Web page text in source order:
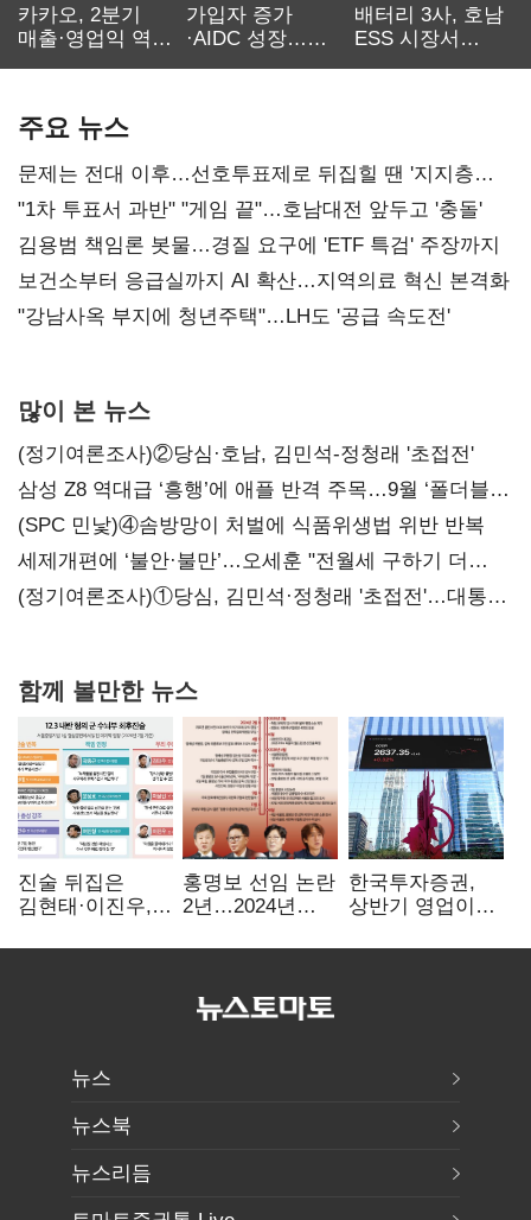
카카오, 2분기
매출·영업익 역대
가입자 증가
·AIDC 성장…
배터리 3사, 호남
ESS 시장서
주요 뉴스
문제는 전대 이후…선호투표제로 뒤집힐 땐 '지지층
불복'
"1차 투표서 과반" "게임 끝"…호남대전 앞두고 '충돌'
김용범 책임론 봇물…경질 요구에 'ETF 특검' 주장까지
보건소부터 응급실까지 AI 확산…지역의료 혁신 본격화
"강남사옥 부지에 청년주택"…LH도 '공급 속도전'
많이 본 뉴스
(정기여론조사)②당심·호남, 김민석-정청래 '초접전'
삼성 Z8 역대급 ‘흥행’에 애플 반격 주목…9월 ‘폴더블
대전’
(SPC 민낯)④솜방망이 처벌에 식품위생법 위반 반복
세제개편에 ‘불안·불만’…오세훈 "전월세 구하기 더
힘들어질 것"
(정기여론조사)①당심, 김민석·정청래 '초접전'…대통령
함께 볼만한 뉴스
진술 뒤집은
김현태·이진우,
헌신"…법정서
홍명보 선임 논란
2년…2024년
압색까지
한국투자증권,
상반기 영업이익
전년비 89.1%↑
뉴스
뉴스북
뉴스리듬